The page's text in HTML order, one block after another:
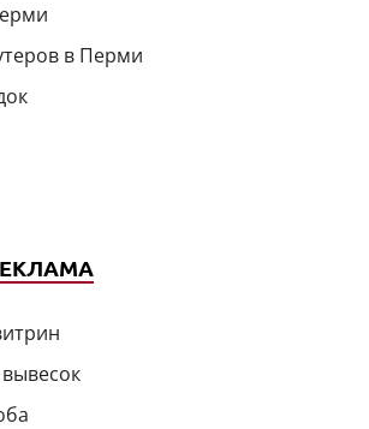
в Перми